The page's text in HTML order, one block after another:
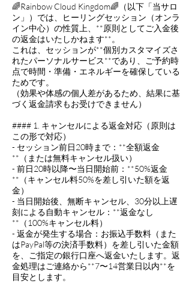
🌈Rainbow Cloud Kingdom🌈（以下「当サロ
ン」）では、ヒーリングセッション（オンラ
イン中心）の性質上、**原則としてご入金後
の返金はいたしかねます**。
これは、セッションが**個別カスタマイズさ
れたパーソナルサービス**であり、ご予約時
点で時間・準備・エネルギーを確保している
ためです。
（効果や体感の個人差があるため、結果に基
づく返金請求もお受けできません）
#### 1. キャンセルによる返金対応（原則は
この形で対応）
- セッション前日20時まで：**全額返金
**（または無料キャンセル扱い）
- 前日20時以降〜当日開始前：**50%返金
**（キャンセル料50%を差し引いた額を返
金）
- 当日開始後、無断キャンセル、30分以上遅
刻による自動キャンセル：**返金なし
**（100%キャンセル料）
- 返金が発生する場合：お振込手数料（また
はPayPal等の決済手数料）を差し引いた金額
を、ご指定の銀行口座へ返金いたします。返
金処理はご連絡から**7〜14営業日以内**を
目安とします。